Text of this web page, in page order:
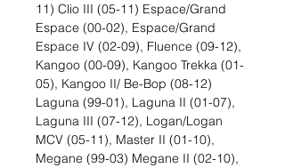
11) Clio III (05-11) Espace/Grand
Espace (00-02), Espace/Grand
Espace IV (02-09), Fluence (09-12),
Kangoo (00-09), Kangoo Trekka (01-
05), Kangoo II/ Be-Bop (08-12)
Laguna (99-01), Laguna II (01-07),
Laguna III (07-12), Logan/Logan
MCV (05-11), Master II (01-10),
Megane (99-03) Megane II (02-10),